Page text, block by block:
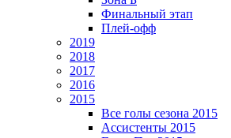
Финальный этап
Плей-офф
2019
2018
2017
2016
2015
Все голы сезона 2015
Ассистенты 2015